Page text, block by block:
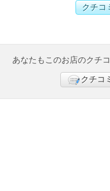
クチコ
あなたもこのお店のクチ
クチコ